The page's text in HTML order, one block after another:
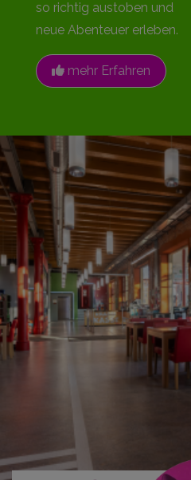
so richtig austoben und
neue Abenteuer erleben.
mehr Erfahren